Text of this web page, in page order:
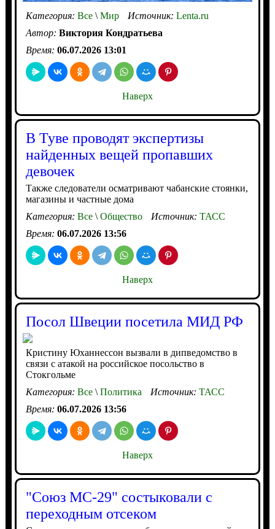
Категория: Все\Мир Источник: Lenta.ru
Автор: Виктория Кондратьева
Время: 06.07.2026 13:01
Наверх
В Туве проводят экспертизы
найденных вещей пропавших
девочек
Также следователи осматривают чабанские стоянки,
магазины и частные дома
Категория: Все\Общество Источник: ТАСС
Время: 06.07.2026 13:56
Наверх
Посол Швеции посетила МИД РФ
Кристину Юханнессон вызвали в дипведомство в
связи с атакой на российское посольство в
Стокгольме
Категория: Все\Политика Источник: ТАСС
Время: 06.07.2026 13:56
Наверх
"Союз МС-29" состыковали с
переходным отсеком